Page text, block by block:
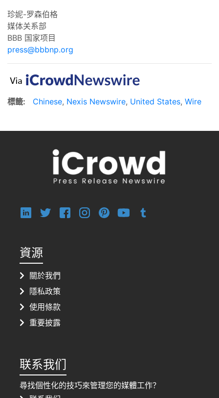
珍妮-罗森伯格
媒体关系部
BBB 国家项目
press@bbbnp.org
標籤: Chinese, Nexis Newswire, United States, Wire
資源
關於我們
隱私政策
使用條款
重要披露
联系我们
尋找個性化的技巧來管理您的媒體工作？